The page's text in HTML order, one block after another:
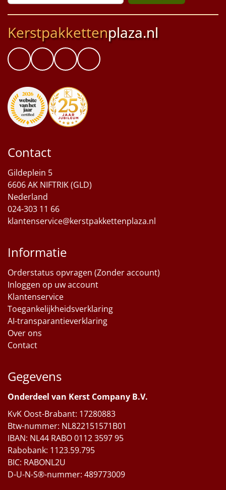
Kerstpakkettenplaza.nl
Contact
Gildeplein 5
6606 AK NIFTRIK (GLD)
Nederland
024-303 11 66
klantenservice@kerstpakkettenplaza.nl
Informatie
Orderstatus opvragen (Zonder account)
Inloggen op uw account
Klantenservice
Toegankelijkheidsverklaring
AI-transparantieverklaring
Over ons
Contact
Gegevens
Onderdeel van Kerst Company B.V.
KvK Oost-Brabant: 17280883
Btw-nummer: NL822151571B01
IBAN: NL44 RABO 0112 3597 95
Rabobank: 1123.59.795
BIC: RABONL2U
D-U-N-S®-nummer: 489773009